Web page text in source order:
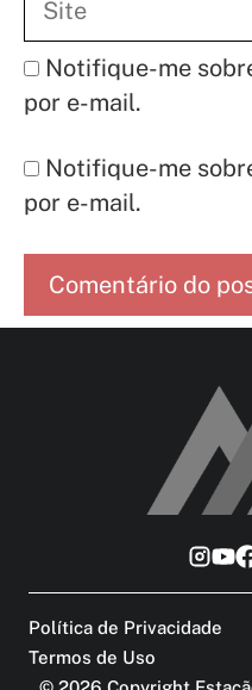
Notifique-me
por e-mail.
Notifique-me
por e-mail.
Política de Privacidade
Termos de Uso